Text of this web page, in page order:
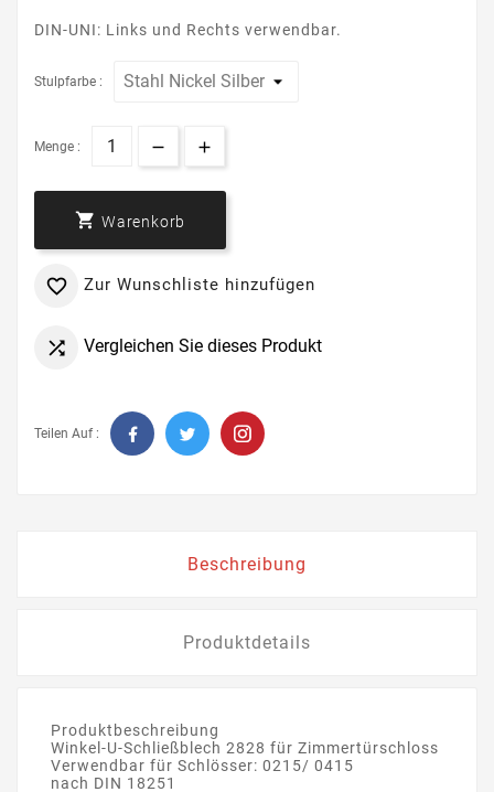
DIN-UNI: Links und Rechts verwendbar.
Stulpfarbe :
Menge :
 Warenkorb
 Zur Wunschliste hinzufügen
 Vergleichen Sie dieses Produkt
Teilen Auf :
Beschreibung
Produktdetails
Produktbeschreibung
Winkel-U-Schließblech 2828 für Zimmertürschloss
Verwendbar für Schlösser: 0215/ 0415
nach DIN 18251